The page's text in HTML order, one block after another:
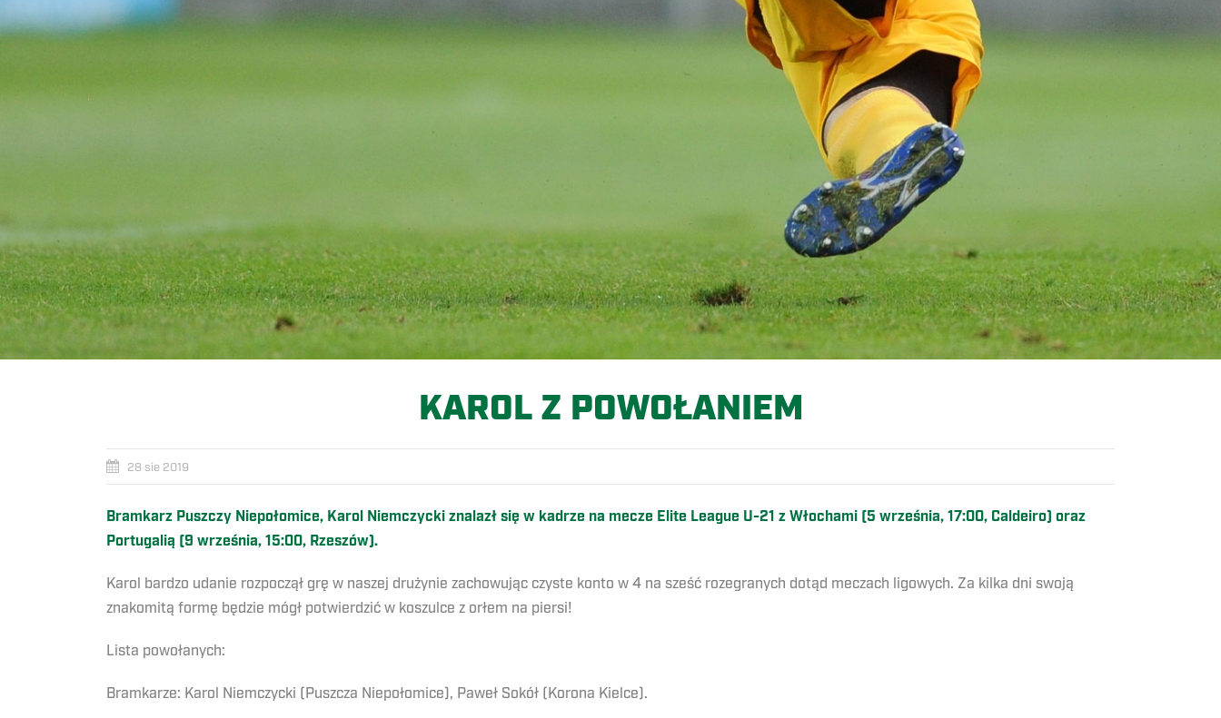
KAROL Z POWOŁANIEM
28 sie 2019
Bramkarz Puszczy Niepołomice, Karol Niemczycki znalazł się w kadrze na mecze Elite League U-21 z Włochami (5 września, 17:00, Caldeiro) oraz
Portugalią (9 września, 15:00, Rzeszów).
Karol bardzo udanie rozpoczął grę w naszej drużynie zachowując czyste konto w 4 na sześć rozegranych dotąd meczach ligowych. Za kilka dni swoją
znakomitą formę będzie mógł potwierdzić w koszulce z orłem na piersi!
Lista powołanych:
Bramkarze: Karol Niemczycki (Puszcza Niepołomice), Paweł Sokół (Korona Kielce).